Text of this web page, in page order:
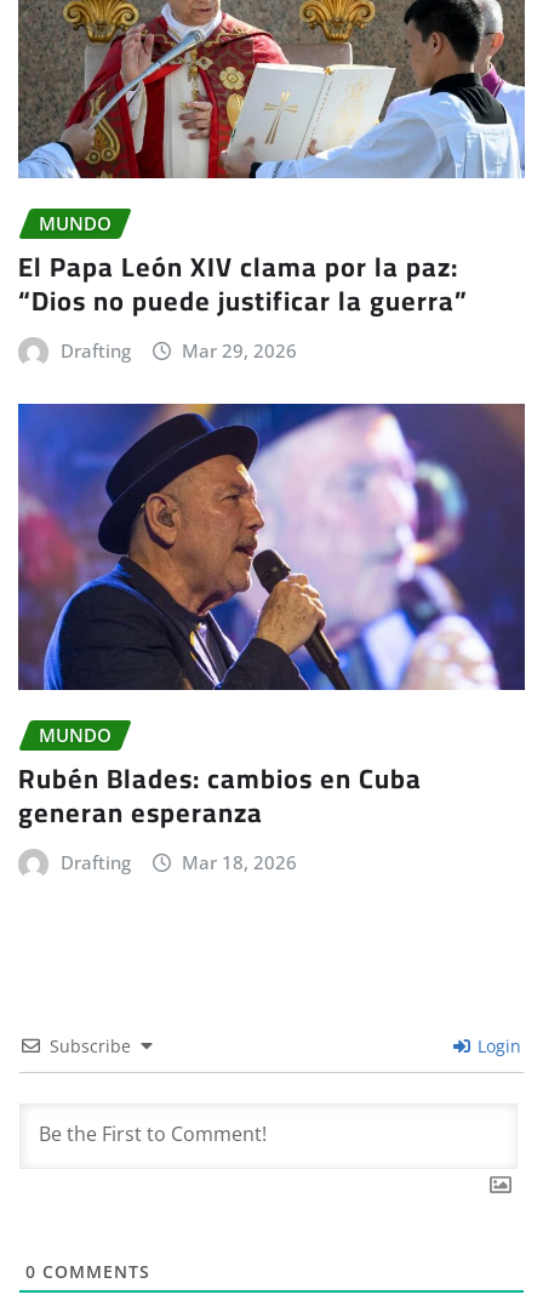
MUNDO
El Papa León XIV clama por la paz:
“Dios no puede justificar la guerra”
Drafting Mar 29, 2026
MUNDO
Rubén Blades: cambios en Cuba
generan esperanza
Drafting Mar 18, 2026
Subscribe Login
0 COMMENTS